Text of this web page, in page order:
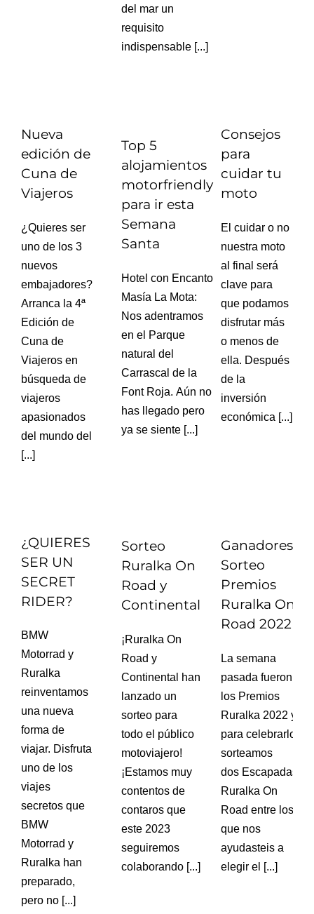
del mar un
requisito
indispensable [...]
Nueva
edición de
Cuna de
Viajeros
¿Quieres ser
uno de los 3
nuevos
embajadores?
Arranca la 4ª
Edición de
Cuna de
Viajeros en
búsqueda de
viajeros
apasionados
del mundo del
[...]
Top 5
alojamientos
motorfriendly
para ir esta
Semana
Santa
Hotel con Encanto
Masía La Mota:
Nos adentramos
en el Parque
natural del
Carrascal de la
Font Roja. Aún no
has llegado pero
ya se siente [...]
Consejos
para
cuidar tu
moto
El cuidar o no
nuestra moto
al final será
clave para
que podamos
disfrutar más
o menos de
ella. Después
de la
inversión
económica [...]
¿QUIERES
SER UN
SECRET
RIDER?
BMW
Motorrad y
Ruralka
reinventamos
una nueva
forma de
viajar. Disfruta
uno de los
viajes
secretos que
BMW
Motorrad y
Ruralka han
preparado,
pero no [...]
Sorteo
Ruralka On
Road y
Continental
¡Ruralka On
Road y
Continental han
lanzado un
sorteo para
todo el público
motoviajero!
¡Estamos muy
contentos de
contaros que
este 2023
seguiremos
colaborando [...]
Ganadores
Sorteo
Premios
Ruralka On
Road 2022
La semana
pasada fueron
los Premios
Ruralka 2022 y
para celebrarlo
sorteamos
dos Escapadas
Ruralka On
Road entre los
que nos
ayudasteis a
elegir el [...]